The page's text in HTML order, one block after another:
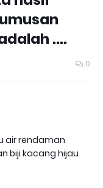
….
0
air rendaman
biji kacang hijau